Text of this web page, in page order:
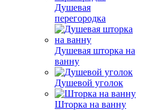
Душевая
перегородка
Душевая шторка на
ванну
Душевой уголок
Шторка на ванну